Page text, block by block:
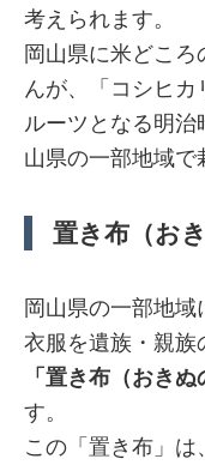
考えられます。
岡山県に米どこ
んが、「コシヒ
ルーツとなる明治
山県の一部地域で
置き布（おき
岡山県の一部地
衣服を遺族・親族
「置き布（おきぬ
す。
この「置き布」